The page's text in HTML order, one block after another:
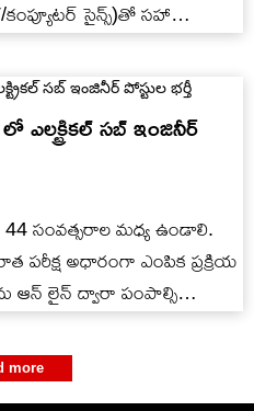
కంప్యూటర్ సైన్స్)తో సహా
ఎలక్ట్రికల్ సబ్ ఇంజినీర్
44 సంవత్సరాల మధ్య ఉండాలి.
పరీక్ష అధారంగా ఎంపిక ప్రక్రియ
ఆన్ లైన్ ద్వారా పంపాల్సి
more